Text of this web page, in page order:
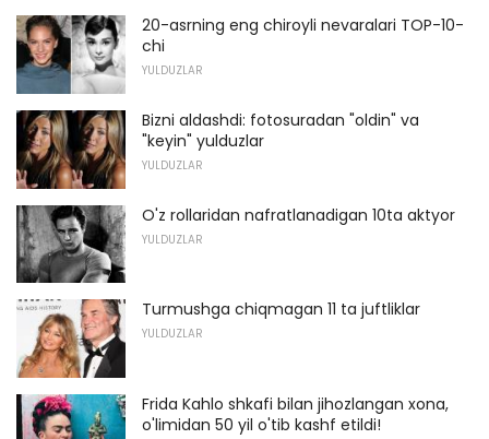
20-asrning eng chiroyli nevaralari TOP-10-
chi
YULDUZLAR
Bizni aldashdi: fotosuradan "oldin" va
"keyin" yulduzlar
YULDUZLAR
O'z rollaridan nafratlanadigan 10ta aktyor
YULDUZLAR
Turmushga chiqmagan 11 ta juftliklar
YULDUZLAR
Frida Kahlo shkafi bilan jihozlangan xona,
o'limidan 50 yil o'tib kashf etildi!